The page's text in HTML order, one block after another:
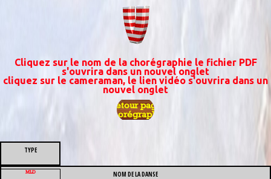
Cliquez sur le nom de la chorégraphie le fichier PDF
s'ouvrira dans un nouvel onglet
cliquez sur le cameraman, le lien vidéo s'ouvrira dans un
nouvel onglet
Retour page
Chorégraphie
TYPE
NOM DE LA DANSE
MLD